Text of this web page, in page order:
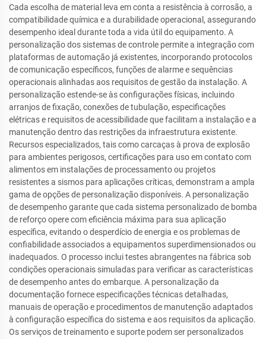
Cada escolha de material leva em conta a resistência à corrosão, a
compatibilidade química e a durabilidade operacional, assegurando
desempenho ideal durante toda a vida útil do equipamento. A
personalização dos sistemas de controle permite a integração com
plataformas de automação já existentes, incorporando protocolos
de comunicação específicos, funções de alarme e sequências
operacionais alinhadas aos requisitos de gestão da instalação. A
personalização estende-se às configurações físicas, incluindo
arranjos de fixação, conexões de tubulação, especificações
elétricas e requisitos de acessibilidade que facilitam a instalação e a
manutenção dentro das restrições da infraestrutura existente.
Recursos especializados, tais como carcaças à prova de explosão
para ambientes perigosos, certificações para uso em contato com
alimentos em instalações de processamento ou projetos
resistentes a sismos para aplicações críticas, demonstram a ampla
gama de opções de personalização disponíveis. A personalização
de desempenho garante que cada sistema personalizado de bomba
de reforço opere com eficiência máxima para sua aplicação
específica, evitando o desperdício de energia e os problemas de
confiabilidade associados a equipamentos superdimensionados ou
inadequados. O processo inclui testes abrangentes na fábrica sob
condições operacionais simuladas para verificar as características
de desempenho antes do embarque. A personalização da
documentação fornece especificações técnicas detalhadas,
manuais de operação e procedimentos de manutenção adaptados
à configuração específica do sistema e aos requisitos da aplicação.
Os serviços de treinamento e suporte podem ser personalizados